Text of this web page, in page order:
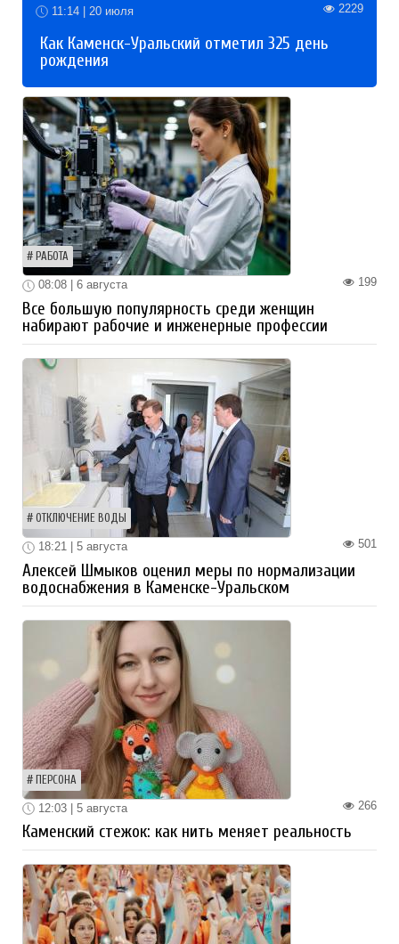
11:14 | 20 июля 2229
Как Каменск-Уральский отметил 325 день
рождения
РАБОТА
199
08:08 | 6 августа
Все большую популярность среди женщин
набирают рабочие и инженерные профессии
ОТКЛЮЧЕНИЕ ВОДЫ
501
18:21 | 5 августа
Алексей Шмыков оценил меры по нормализации
водоснабжения в Каменске-Уральском
ПЕРСОНА
266
12:03 | 5 августа
Каменский стежок: как нить меняет реальность